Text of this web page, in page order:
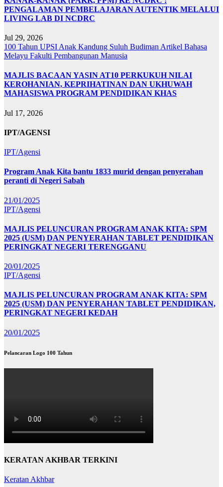
PENGALAMAN PEMBELAJARAN AUTENTIK MELALUI
LIVING LAB DI NCDRC
Jul 29, 2026
100 Tahun UPSI Anak Kandung Suluh Budiman Artikel Bahasa
Melayu Fakulti Pembangunan Manusia
MAJLIS BACAAN YASIN AT10 PERKUKUH NILAI
KEROHANIAN, KEPRIHATINAN DAN UKHUWAH
MAHASISWA PROGRAM PENDIDIKAN KHAS
Jul 17, 2026
IPT/AGENSI
IPT/Agensi
Program Anak Kita bantu 1833 murid dengan penyerahan
peranti di Negeri Sabah
21/01/2025
IPT/Agensi
MAJLIS PELUNCURAN PROGRAM ANAK KITA: SPM
2025 (USM) DAN PENYERAHAN TABLET PENDIDIKAN
PERINGKAT NEGERI TERENGGANU
20/01/2025
IPT/Agensi
MAJLIS PELUNCURAN PROGRAM ANAK KITA: SPM
2025 (USM) DAN PENYERAHAN TABLET PENDIDIKAN,
PERINGKAT NEGERI KEDAH
20/01/2025
Pelancaran Logo 100 Tahun
KERATAN AKHBAR TERKINI
Keratan Akhbar